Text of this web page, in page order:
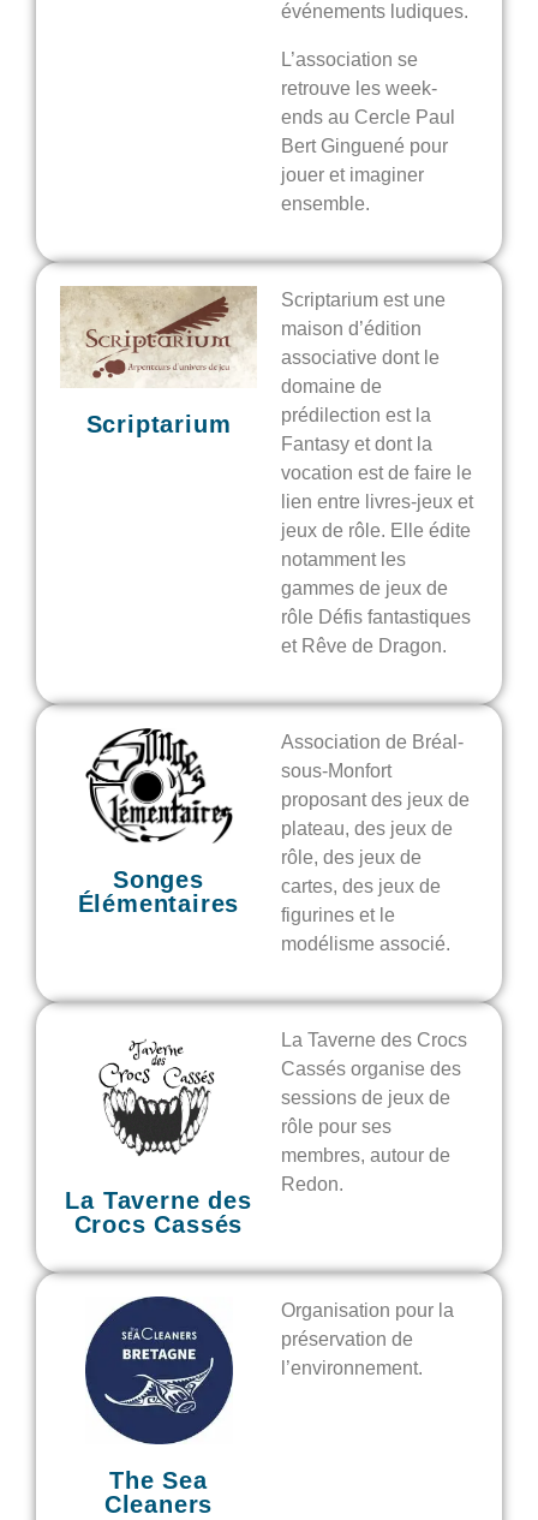
événements ludiques.
L’association se
retrouve les week-
ends au Cercle Paul
Bert Ginguené pour
jouer et imaginer
ensemble.
Scriptarium
Scriptarium est une
maison d’édition
associative dont le
domaine de
prédilection est la
Fantasy et dont la
vocation est de faire le
lien entre livres-jeux et
jeux de rôle. Elle édite
notamment les
gammes de jeux de
rôle Défis fantastiques
et Rêve de Dragon.
Songes
Élémentaires
Association de Bréal-
sous-Monfort
proposant des jeux de
plateau, des jeux de
rôle, des jeux de
cartes, des jeux de
figurines et le
modélisme associé.
La Taverne des
Crocs Cassés
La Taverne des Crocs
Cassés organise des
sessions de jeux de
rôle pour ses
membres, autour de
Redon.
The Sea
Cleaners
Organisation pour la
préservation de
l’environnement.